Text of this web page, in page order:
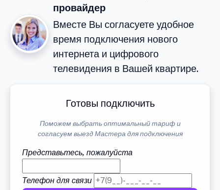
провайдер
Вместе Вы согласуете удобное
время подключения нового
интернета и цифрового
телевидения в Вашей квартире.
Готовы подключить
Поможем выбрать оптимальный тариф и
согласуем выезд Мастера для подключения
Представьтесь, пожалуйста
Телефон для связи